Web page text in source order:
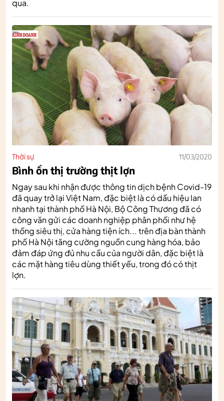
qua.
Thời sự 11/03/2020
Bình ổn thị trường thịt lợn
Ngay sau khi nhận được thông tin dịch bệnh Covid-19
đã quay trở lại Việt Nam, đặc biệt là có dấu hiệu lan
nhanh tại thành phố Hà Nội, Bộ Công Thương đã có
công văn gửi các doanh nghiệp phân phối như hệ
thống siêu thị, cửa hàng tiện ích... trên địa bàn thành
phố Hà Nội tăng cường nguồn cung hàng hóa, bảo
đảm đáp ứng đủ nhu cầu của người dân, đặc biệt là
các mặt hàng tiêu dùng thiết yếu, trong đó có thịt
lợn.